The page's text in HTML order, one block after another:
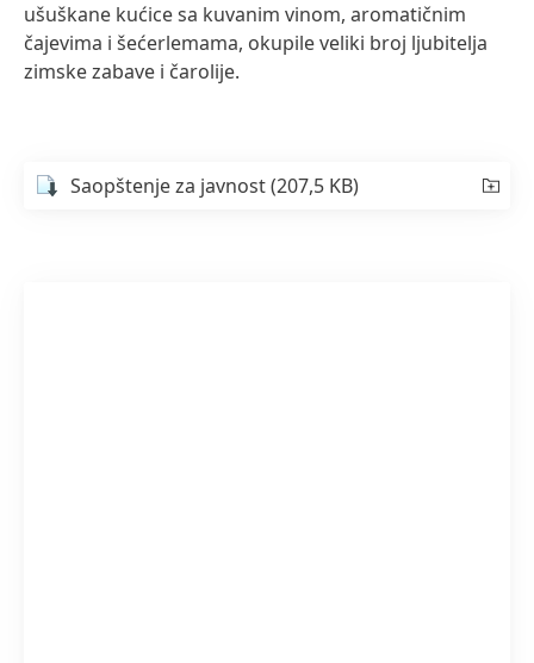
ušuškane kućice sa kuvanim vinom, aromatičnim
čajevima i šećerlemama, okupile veliki broj ljubitelja
zimske zabave i čarolije.
Saopštenje za javnost(207,5 KB)